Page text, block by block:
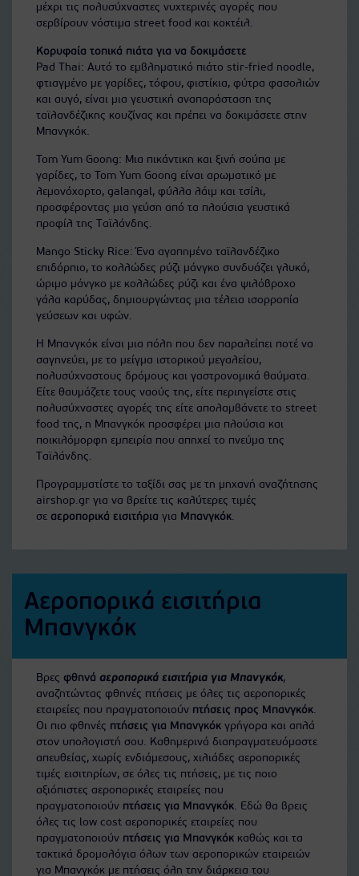
μέχρι τις πολυσύχναστες νυχτερινές αγορές που
σερβίρουν νόστιμα street food και κοκτέιλ.
Κορυφαία τοπικά πιάτα για να δοκιμάσετε
Pad Thai: Αυτό το εμβληματικό πιάτο stir-fried noodle,
φτιαγμένο με γαρίδες, τόφου, φιστίκια, φύτρα φασολιών
και αυγό, είναι μια γευστική αναπαράσταση της
ταϊλανδέζικης κουζίνας και πρέπει να δοκιμάσετε στην
Μπανγκόκ.
Tom Yum Goong: Μια πικάντικη και ξινή σούπα με
γαρίδες, το Tom Yum Goong είναι αρωματικό με
λεμονόχορτο, galangal, φύλλα λάιμ και τσίλι,
προσφέροντας μια γεύση από τα πλούσια γευστικά
προφίλ της Ταϊλάνδης.
Mango Sticky Rice: Ένα αγαπημένο ταϊλανδέζικο
επιδόρπιο, το κολλώδες ρύζι μάνγκο συνδυάζει γλυκό,
ώριμο μάνγκο με κολλώδες ρύζι και ένα ψιλόβροχο
γάλα καρύδας, δημιουργώντας μια τέλεια ισορροπία
γεύσεων και υφών.
Η Μπανγκόκ είναι μια πόλη που δεν παραλείπει ποτέ να
σαγηνεύει, με το μείγμα ιστορικού μεγαλείου,
πολυσύχναστους δρόμους και γαστρονομικά θαύματα.
Είτε θαυμάζετε τους ναούς της, είτε περιηγείστε στις
πολυσύχναστες αγορές της είτε απολαμβάνετε το street
food της, η Μπανγκόκ προσφέρει μια πλούσια και
ποικιλόμορφη εμπειρία που απηχεί το πνεύμα της
Ταϊλάνδης.
Προγραμματίστε το ταξίδι σας με τη μηχανή αναζήτησης
airshop.gr για να βρείτε τις καλύτερες τιμές
σε αεροπορικά εισιτήρια για Μπανγκόκ.
Αεροπορικά εισιτήρια
Μπανγκόκ
Βρες φθηνά αεροπορικά εισιτήρια για Μπανγκόκ,
αναζητώντας φθηνές πτήσεις με όλες τις αεροπορικές
εταιρείες που πραγματοποιούν πτήσεις προς Μπανγκόκ.
Οι πιο φθηνές πτήσεις για Μπανγκόκ γρήγορα και απλά
στον υπολογιστή σου. Καθημερινά διαπραγματευόμαστε
απευθείας, χωρίς ενδιάμεσους, χιλιάδες αεροπορικές
τιμές εισιτηρίων, σε όλες τις πτήσεις, με τις ποιο
αξιόπιστες αεροπορικές εταιρείες που
πραγματοποιούν πτήσεις για Μπανγκόκ. Εδώ θα βρεις
όλες τις low cost αεροπορικές εταιρείες που
πραγματοποιούν πτήσεις για Μπανγκόκ καθώς και τα
τακτικά δρομολόγια όλων των αεροπορικών εταιρειών
για Μπανγκόκ με πτήσεις όλη την διάρκεια του